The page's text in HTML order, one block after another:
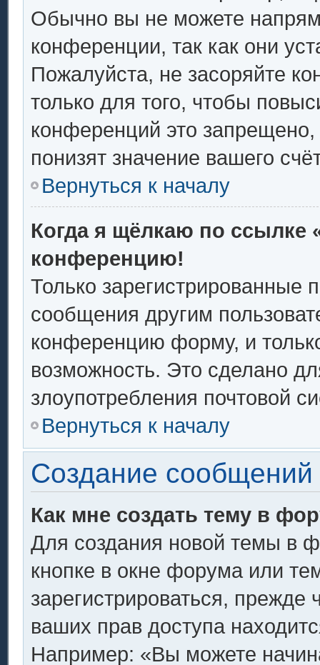
Обычно вы не можете
конференции, так как они
Пожалуйста, не засоряйте
только для того, чтобы
конференций это
понизят значение вашего
Вернуться к началу
Когда я щёлкаю по ссылке
конференцию!
Только зарегистрированные
сообщения другим
конференцию форму, и
возможность. Это сделано
злоупотребления почтовой
Вернуться к началу
Создание сообщений
Как мне создать тему в
Для создания новой темы в
кнопке в окне форума или
зарегистрироваться,
ваших прав доступа
Например: «Вы можете